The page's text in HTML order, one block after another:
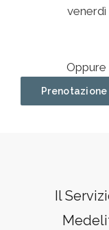
venerdì
Prenotazione
Il